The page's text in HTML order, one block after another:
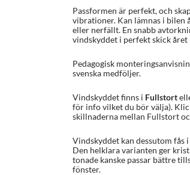
Passformen är perfekt, och
vibrationer. Kan lämnas i bilen
eller nerfällt. En snabb
vindskyddet i perfekt skick året
Pedagogisk
svenska medföljer.
Vindskyddet finns i Fullstort
för info vilket du bör välja).
skillnaderna mellan Fullstort
Vindskyddet kan dessutom fås i
Den helklara varianten ger
tonade kanske passar bättre
fönster.